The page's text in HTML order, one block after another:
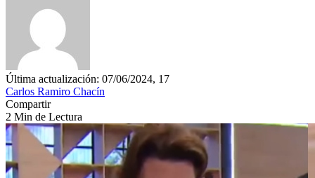
Última actualización: 07/06/2024, 17
Carlos Ramiro Chacín
Compartir
2 Min de Lectura